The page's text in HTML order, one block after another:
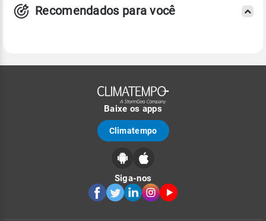
Recomendados para você
Baixe os apps
Climatempo
Siga-nos